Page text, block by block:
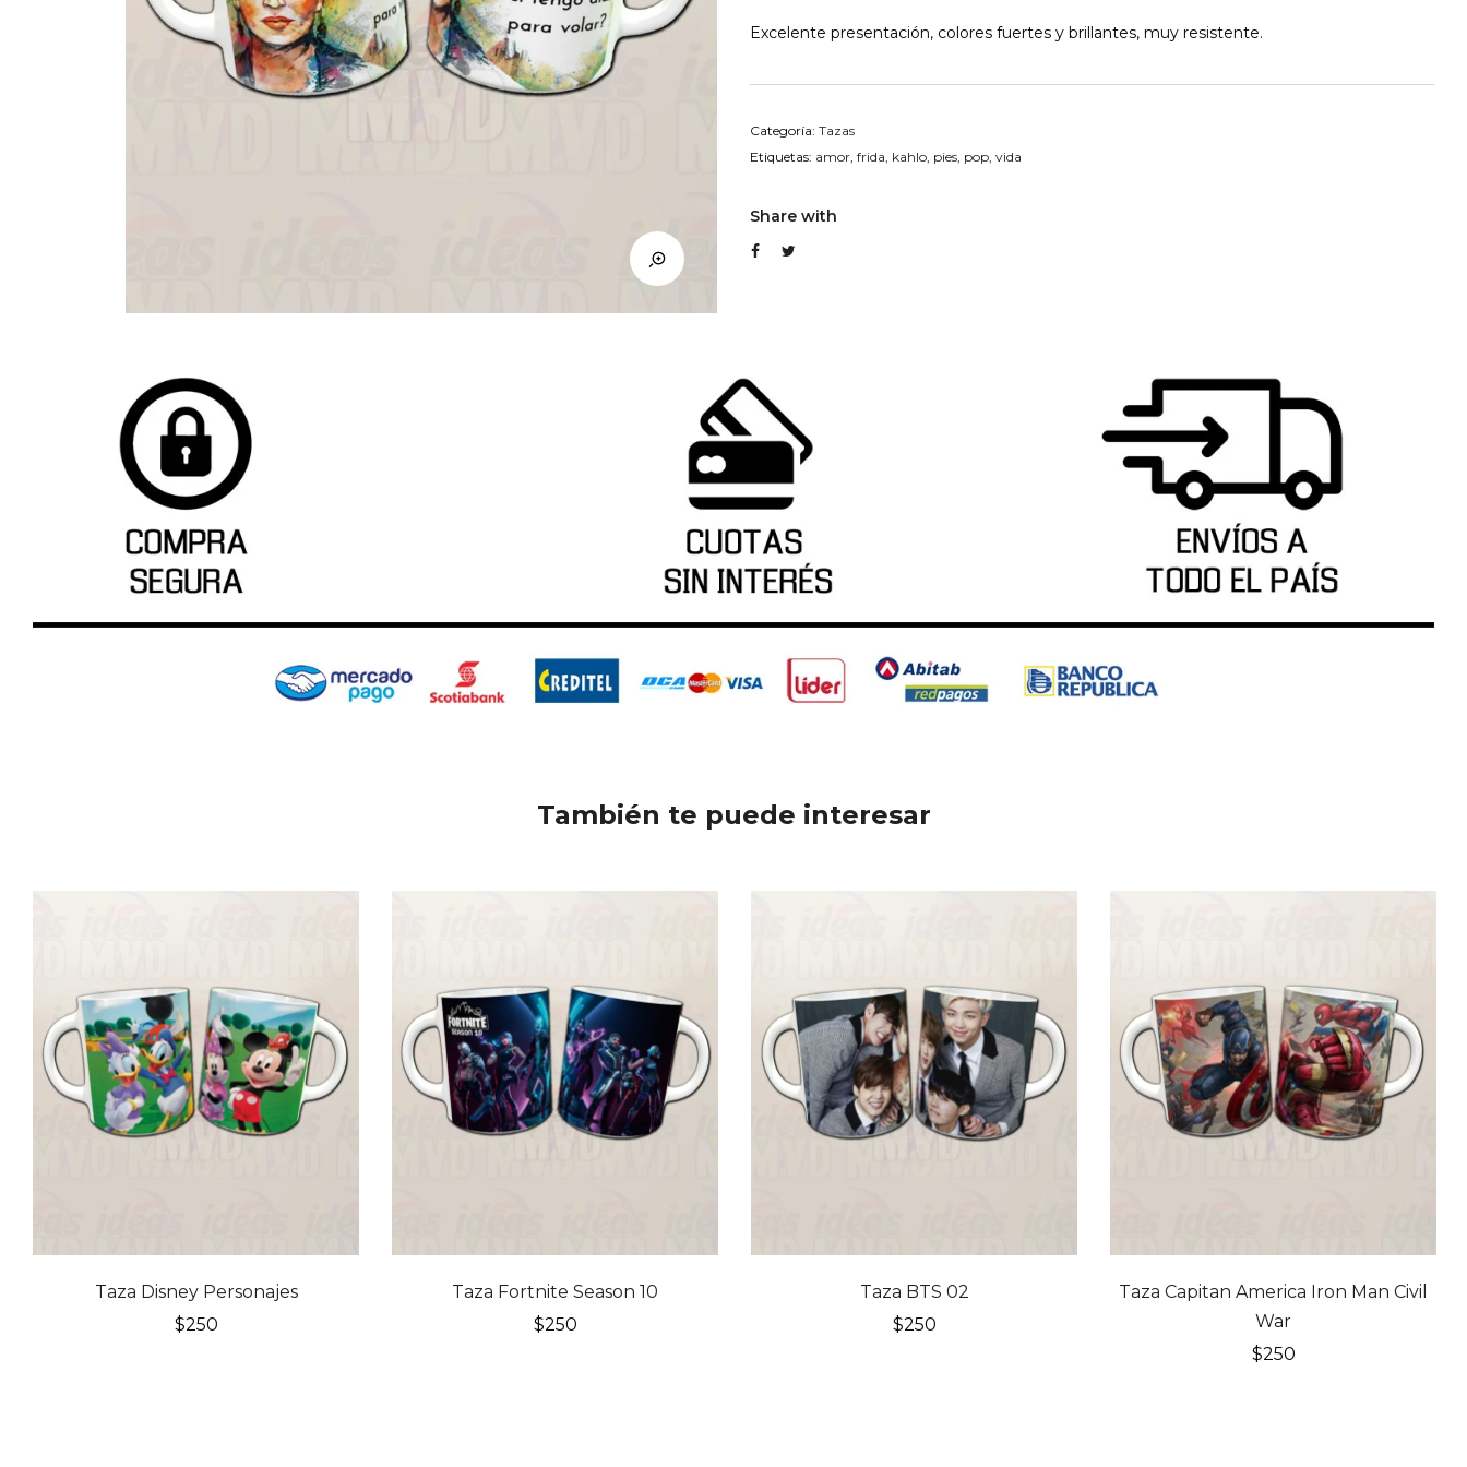
Excelente presentación, colores fuertes y brillantes, muy resistente.
Categoría: Tazas
Etiquetas: amor, frida, kahlo, pies, pop, vida
Share with
También te puede interesar
Taza Disney Personajes
$250
Taza Fortnite Season 10
$250
Taza BTS 02
$250
Taza Capitan America Iron Man Civil
War
$250